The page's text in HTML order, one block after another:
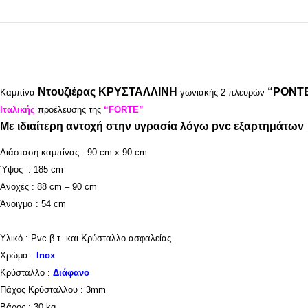
Καμπίνα Ντουζιέρας ΚΡΥΣΤΑΛΛΙΝΗ γωνιακής 2 πλευρών
Ιταλικής προέλευσης της “FORTE”
Με ιδιαίτερη αντοχή στην υγρασία λόγω pvc εξαρτημάτων
Διάσταση καμπίνας : 90 cm x 90 cm
Ύψος : 185 cm
Ανοχές : 88 cm – 90 cm
Άνοιγμα : 54 cm
Υλικό : Pvc β.τ. και Κρύσταλλο ασφαλείας
Χρώμα : Inox
Κρύσταλλο : Διάφανο
Πάχος Κρύσταλλου : 3mm